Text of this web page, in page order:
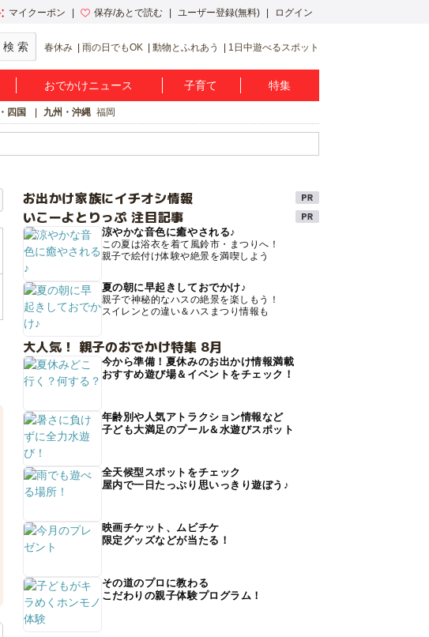
マイクーポン 保存/あとで読む ユーザー登録(無料) ログイン
春休み 雨の日でもOK 動物とふれあう 1日中遊べるスポット
おでかけニュース 子育て 特集
四国 九州・沖縄 福岡
お出かけ家族にイチオシ情報
いこーよとりっぷ 注目記事
涼やかな音色に癒やされる♪
この夏は浴衣を着て風鈴市・まつりへ！
親子で絵付け体験や絶景を満喫しよう
夏の朝に早起きしておでかけ♪
親子で神秘的なハスの絶景を楽しもう！
スイレンとの違い＆ハスまつり情報も
大人気！ 親子のおでかけ特集 8月
今から準備！夏休みのお出かけ情報満載
おすすめ遊び場＆イベントをチェック！
年齢別や人気アトラクション情報など
子ども大満足のプール＆水遊びスポット
全天候型スポットをチェック
屋内で一日たっぷり思いっきり遊ぼう♪
映画チケット、ムビチケ
限定グッズなどが当たる！
その道のプロに教わる
こだわりの親子体験プログラム！